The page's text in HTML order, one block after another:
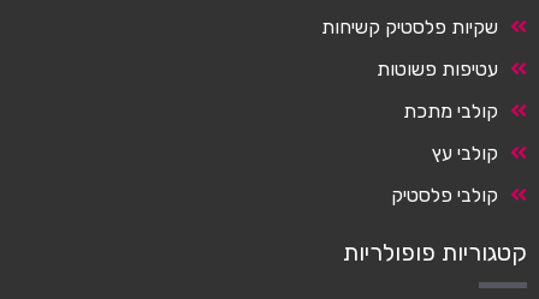
שקיות פלסטיק קשיחות
עטיפות פשוטות
קולבי מתכת
קולבי עץ
קולבי פלסטיק
קטגוריות פופולריות